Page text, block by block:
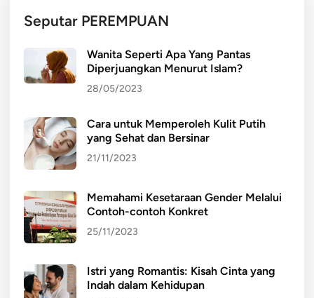
a
a
k
Seputar PEREMPUAN
Wanita Seperti Apa Yang Pantas
Diperjuangkan Menurut Islam?
28/05/2023
Cara untuk Memperoleh Kulit Putih
yang Sehat dan Bersinar
21/11/2023
Memahami Kesetaraan Gender Melalui
Contoh-contoh Konkret
25/11/2023
Istri yang Romantis: Kisah Cinta yang
Indah dalam Kehidupan